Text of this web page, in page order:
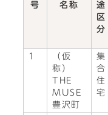
号
名称
途
区
分
1
（仮
称）
THE
MUSE
豊沢町
集
合
住
宅